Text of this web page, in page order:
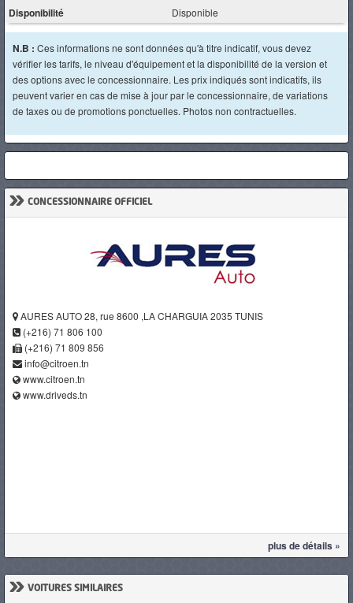
Disponibilité Disponible
N.B : Ces informations ne sont données qu'à titre indicatif, vous devez
vérifier les tarifs, le niveau d'équipement et la disponibilité de la version et
des options avec le concessionnaire. Les prix indiqués sont indicatifs, ils
peuvent varier en cas de mise à jour par le concessionnaire, de variations
de taxes ou de promotions ponctuelles. Photos non contractuelles.
» CONCESSIONNAIRE OFFICIEL
AURES AUTO 28, rue 8600 ,LA CHARGUIA 2035 TUNIS
(+216) 71 806 100
(+216) 71 809 856
info@citroen.tn
www.citroen.tn
www.driveds.tn
plus de détails »
» VOITURES SIMILAIRES